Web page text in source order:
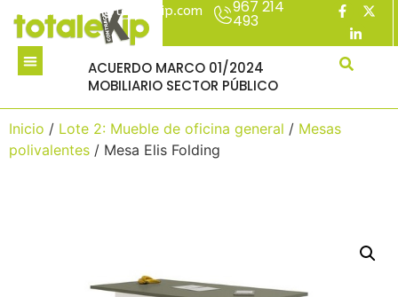
967 214
493
acuerdomarco@totalekip.com
ACUERDO MARCO 01/2024
MOBILIARIO SECTOR PÚBLICO
Inicio / Lote 2: Mueble de oficina general / Mesas
polivalentes / Mesa Elis Folding